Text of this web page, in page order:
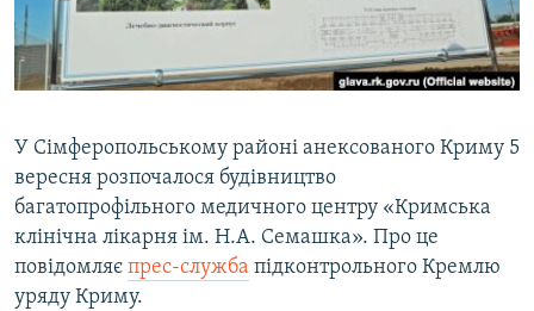
СВІДЧЕННЯ ОКУПАЦІЇ
УКРАЇНСЬКА ПРОБЛЕМА КРИМУ
Русский
Qırımtatar
Усі сайти RFE/RL
У Сімферопольському районі анексованого Криму 5
вересня розпочалося будівництво
багатопрофільного медичного центру «Кримська
клінічна лікарня ім. Н.А. Семашка». Про це
повідомляє прес-служба підконтрольного Кремлю
уряду Криму.